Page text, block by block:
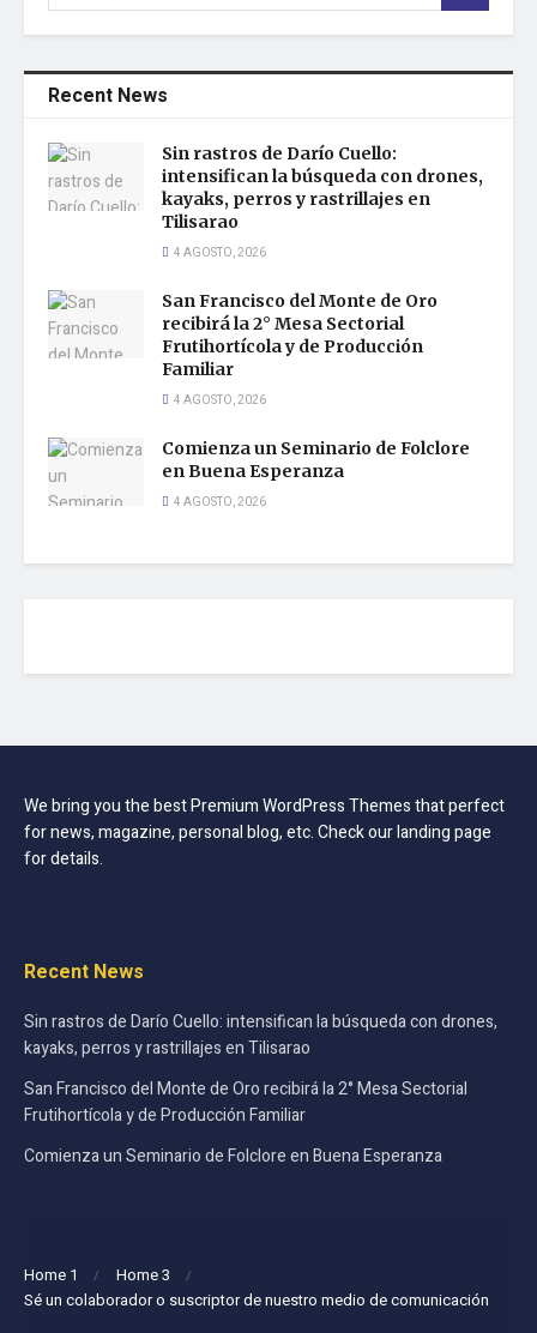
Recent News
Sin rastros de Darío Cuello:
intensifican la búsqueda con drones,
kayaks, perros y rastrillajes en
Tilisarao
4 AGOSTO, 2026
San Francisco del Monte de Oro
recibirá la 2° Mesa Sectorial
Frutihortícola y de Producción
Familiar
4 AGOSTO, 2026
Comienza un Seminario de Folclore
en Buena Esperanza
4 AGOSTO, 2026
We bring you the best Premium WordPress Themes that perfect
for news, magazine, personal blog, etc. Check our landing page
for details.
Recent News
Sin rastros de Darío Cuello: intensifican la búsqueda con drones,
kayaks, perros y rastrillajes en Tilisarao
San Francisco del Monte de Oro recibirá la 2° Mesa Sectorial
Frutihortícola y de Producción Familiar
Comienza un Seminario de Folclore en Buena Esperanza
Home 1
Home 3
Sé un colaborador o suscriptor de nuestro medio de comunicación